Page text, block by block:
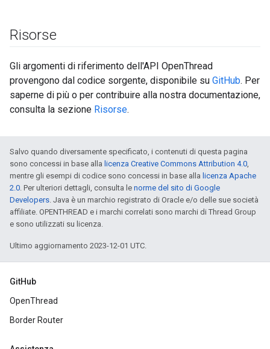
Risorse
Gli argomenti di riferimento dell'API OpenThread
provengono dal codice sorgente, disponibile su GitHub. Per
saperne di più o per contribuire alla nostra documentazione,
consulta la sezione Risorse.
Salvo quando diversamente specificato, i contenuti di questa pagina
sono concessi in base alla licenza Creative Commons Attribution 4.0,
mentre gli esempi di codice sono concessi in base alla licenza Apache
2.0. Per ulteriori dettagli, consulta le norme del sito di Google
Developers. Java è un marchio registrato di Oracle e/o delle sue società
affiliate. OPENTHREAD e i marchi correlati sono marchi di Thread Group
e sono utilizzati su licenza.
Ultimo aggiornamento 2023-12-01 UTC.
GitHub
OpenThread
Border Router